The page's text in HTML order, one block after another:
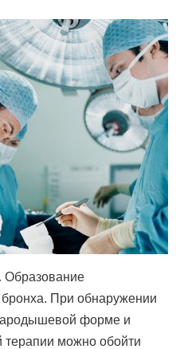
Образование
бронха. При обнаружении
форме и
терапии можно обойти